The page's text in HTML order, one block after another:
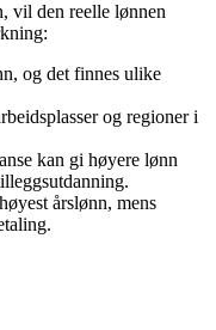
vil den reelle lønnen
og det finnes ulike
og regioner i
kan gi høyere lønn
årslønn, mens